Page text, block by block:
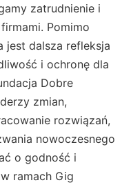
zatrudnienie i
Pomimo
jest dalsza refleksja
i ochronę dla
Dobre
zmian,
rozwiązań,
nowoczesnego
o godność i
ramach Gig